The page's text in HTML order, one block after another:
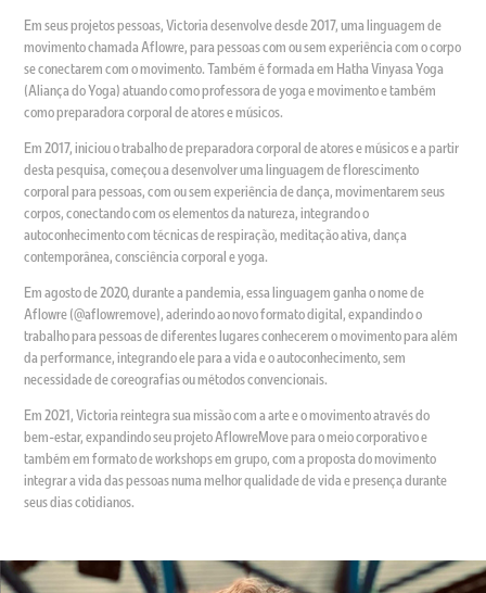
Em seus projetos pessoas, Victoria desenvolve desde 2017, uma linguagem de
movimento chamada Aflowre, para pessoas com ou sem experiência com o corpo
se conectarem com o movimento. Também é formada em Hatha Vinyasa Yoga
(Aliança do Yoga) atuando como professora de yoga e movimento e também
como preparadora corporal de atores e músicos.
Em 2017, iniciou o trabalho de preparadora corporal de atores e músicos e a partir
desta pesquisa, começou a desenvolver uma linguagem de florescimento
corporal para pessoas, com ou sem experiência de dança, movimentarem seus
corpos, conectando com os elementos da natureza, integrando o
autoconhecimento com técnicas de respiração, meditação ativa, dança
contemporânea, consciência corporal e yoga.
Em agosto de 2020, durante a pandemia, essa linguagem ganha o nome de
Aflowre (@aflowremove), aderindo ao novo formato digital, expandindo o
trabalho para pessoas de diferentes lugares conhecerem o movimento para além
da performance, integrando ele para a vida e o autoconhecimento, sem
necessidade de coreografias ou métodos convencionais.
Em 2021, Victoria reintegra sua missão com a arte e o movimento através do
bem-estar, expandindo seu projeto AflowreMove para o meio corporativo e
também em formato de workshops em grupo, com a proposta do movimento
integrar a vida das pessoas numa melhor qualidade de vida e presença durante
seus dias cotidianos.